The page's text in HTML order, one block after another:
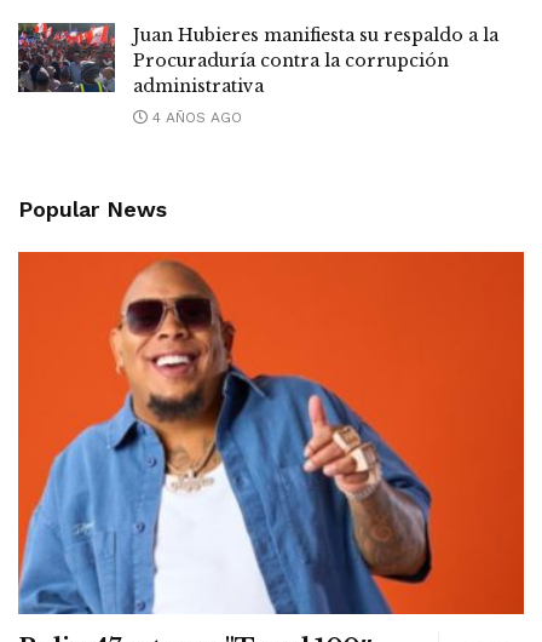
Juan Hubieres manifiesta su respaldo a la
Procuraduría contra la corrupción
administrativa
4 AÑOS AGO
Popular News